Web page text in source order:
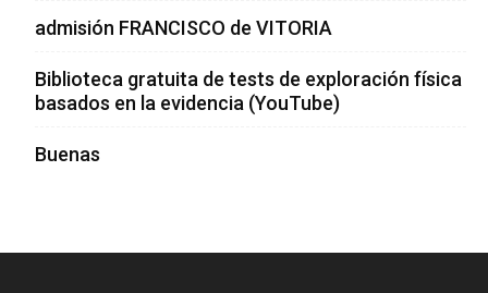
admisión FRANCISCO de VITORIA
Biblioteca gratuita de tests de exploración física
basados en la evidencia (YouTube)
Buenas